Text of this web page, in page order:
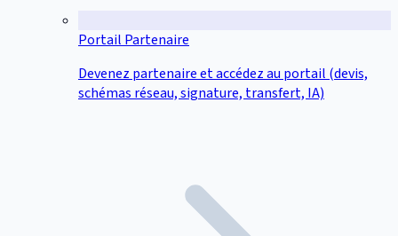
Portail Partenaire
Devenez partenaire et accédez au portail (devis,
schémas réseau, signature, transfert, IA)